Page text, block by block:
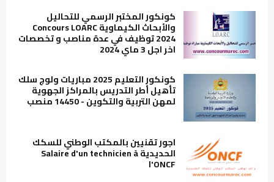
كونكور المختبر الرسمي للتحاليل
والأبحاث الكيماوية Concours LOARC
2024 توظيف في عدة مناصب و تخصصات
اخر اجل 3 ماي 2024
كونكور التعليم 2025 مباريات ولوج سلك
تأهيل أطر التدريس بالمراكز الجهوية
لمهن التربية والتكوين - 14450 منصب
اجور تقنيين بالمكتب الوطني للسكك
الحديدية Salaire d'un technicien à
l'ONCF